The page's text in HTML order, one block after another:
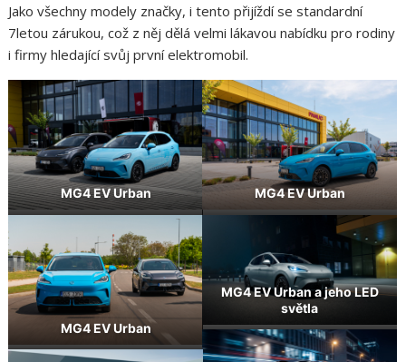
Jako všechny modely značky, i tento přijíždí se standardní
7letou zárukou, což z něj dělá velmi lákavou nabídku pro rodiny
i firmy hledající svůj první elektromobil.
MG4 EV Urban MG4 EV Urban
MG4 EV Urban
MG4 EV Urban a jeho LED
světla